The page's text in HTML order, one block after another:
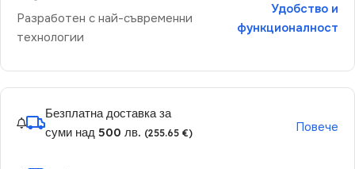
Разработен с най-съвременни
технологии
Удобство и
функционалност
Безплатна доставка за
суми над 500 лв. (255.65 €) Повече